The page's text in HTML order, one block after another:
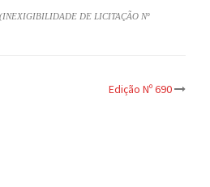
DE LICITAÇÃO Nº
Edição Nº 690